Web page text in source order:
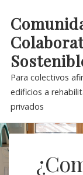
content
Para colectivos
edificios a
privados